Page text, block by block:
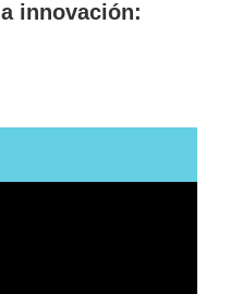
innovación: